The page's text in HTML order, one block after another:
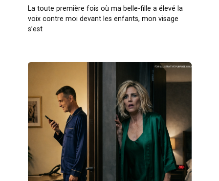
La toute première fois où ma belle-fille a élevé la
voix contre moi devant les enfants, mon visage
s’est